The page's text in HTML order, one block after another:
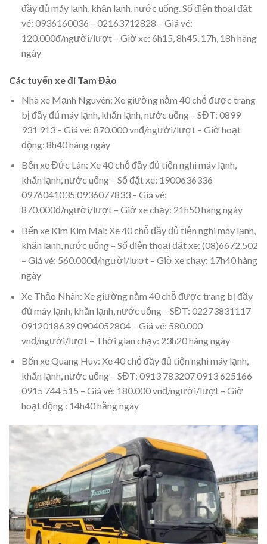
đầy đủ máy lạnh, khăn lạnh, nước uống. Số điện thoại đặt
vé: 0936160036 – 02163712828 – Giá vé:
120.000đ/người/lượt – Giờ xe: 6h15, 8h45, 17h, 18h hàng
ngày
Các tuyến xe đi Tam Đảo
Nhà xe Mạnh Nguyên: Xe giường nằm 40 chỗ được trang
bị đầy đủ máy lạnh, khăn lạnh, nước uống – SĐT: 0899
931 913 – Giá vé: 870.000 vnđ/người/lượt – Giờ hoạt
động: 8h40 hàng ngày
Bến xe Đức Lân: Xe 40 chỗ đầy đủ tiện nghi máy lạnh,
khăn lạnh, nước uống – Số đặt xe: 1900636336
0976041035 0936077833 – Giá vé:
870.000đ/người/lượt – Giờ xe chạy: 21h50 hàng ngày
Bến xe Kim Kim Mai: Xe 40 chỗ đầy đủ tiện nghi máy lạnh,
khăn lạnh, nước uống – Số điện thoại đặt xe: (08)6672.502
– Giá vé: 560.000đ/người/lượt – Giờ xe chạy: 17h40 hàng
ngày
Xe Thảo Nhân: Xe giường nằm 40 chỗ được trang bị đầy
đủ máy lạnh, khăn lạnh, nước uống – SĐT: 02273831117
0912018639 0904052804 – Giá vé: 580.000
vnđ/người/lượt – Thời gian chạy: 23h20 hàng ngày
Bến xe Quang Huy: Xe 40 chỗ đầy đủ tiện nghi máy lạnh,
khăn lạnh, nước uống – SĐT: 0913 783207 0913 625166
0915 744 515 – Giá vé: 180.000 vnđ/người/lượt – Giờ
hoạt động : 14h40 hằng ngày